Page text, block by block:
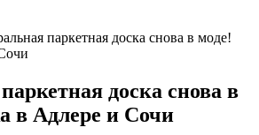
паркетная доска снова в моде!
доска снова в
в Адлере и Сочи